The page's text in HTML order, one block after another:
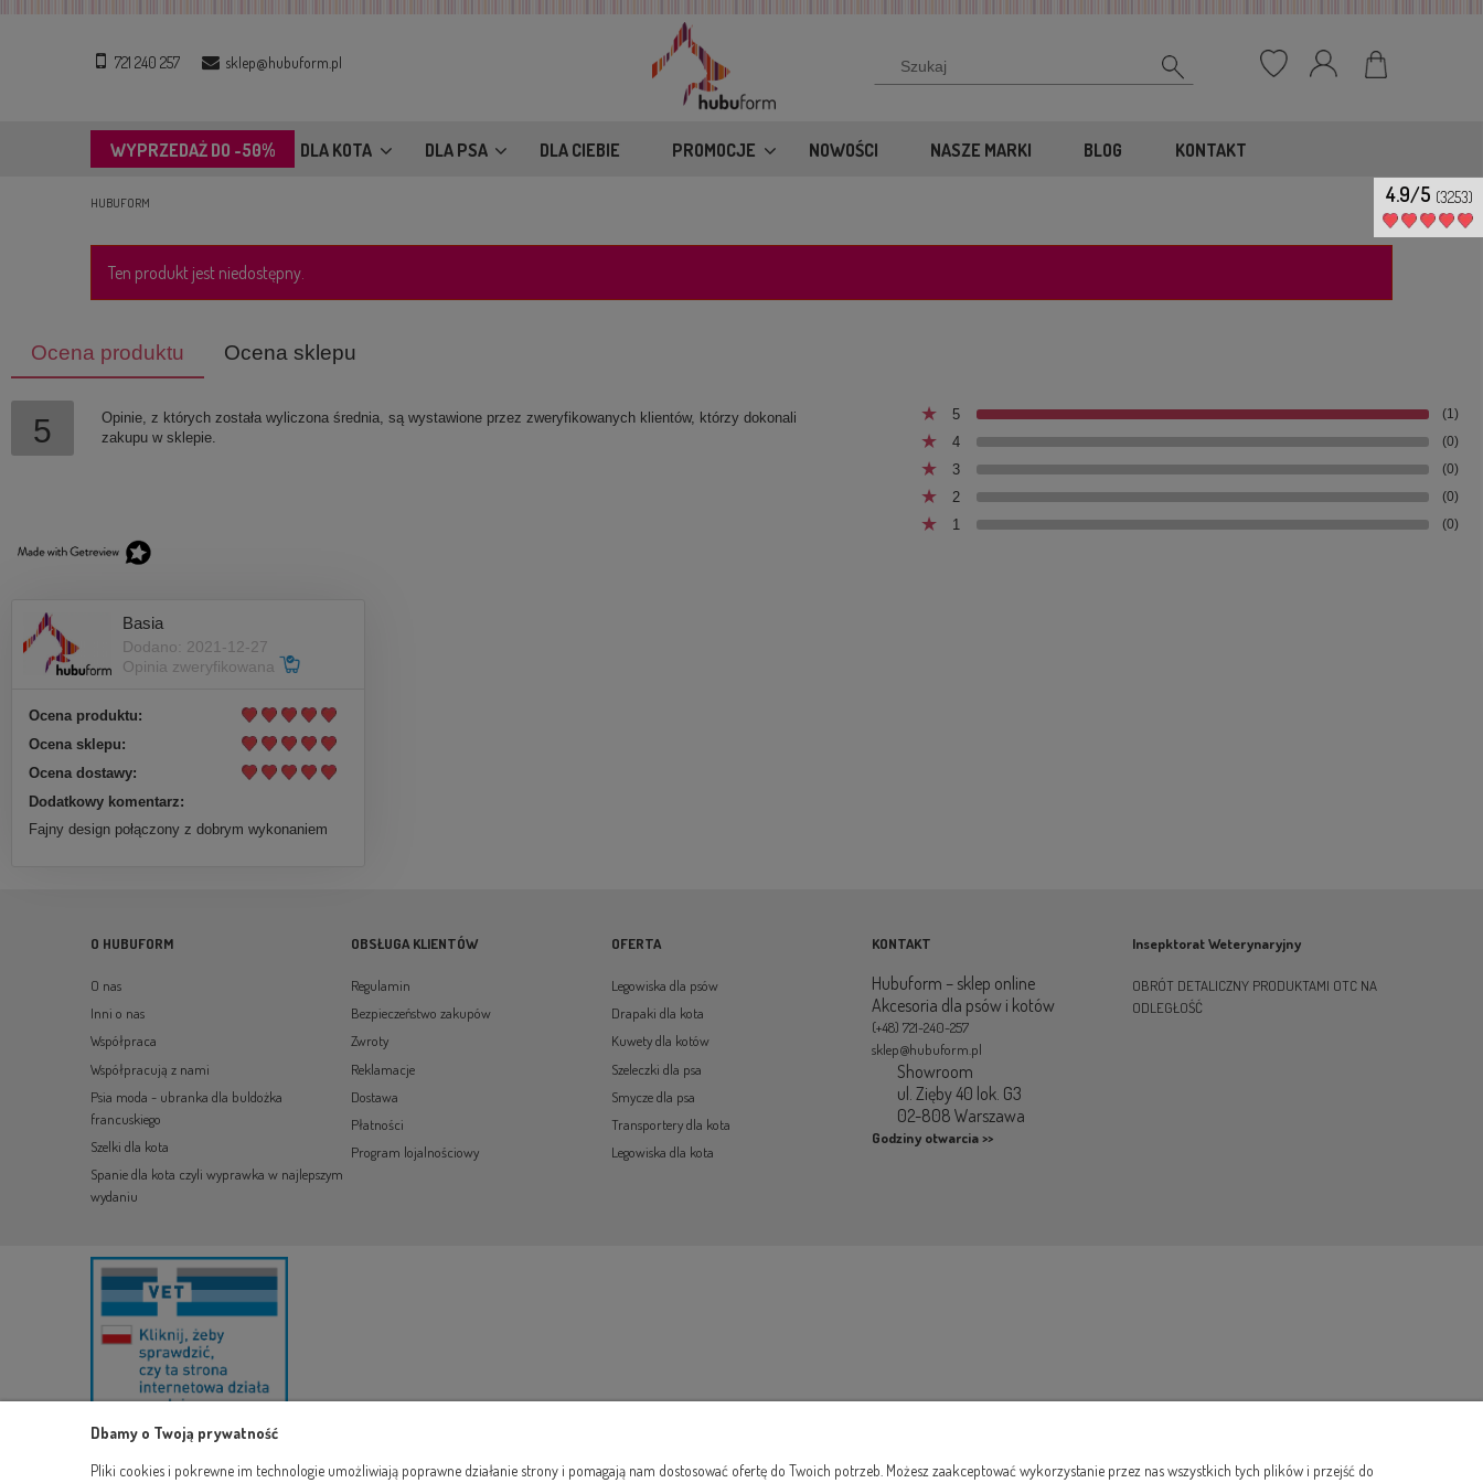
721 240 257 sklep@hubuform.pl
WYPRZEDAŻ DO -50% DLA KOTA DLA PSA DLA CIEBIE PROMOCJE NOWOŚCI NASZE MARKI BLOG KONTAKT
HUBUFORM
Ten produkt jest niedostępny.
Ocena produktu Ocena sklepu
5
Opinie, z których została wyliczona średnia, są wystawione przez zweryfikowanych klientów, którzy dokonali
zakupu w sklepie.
5 (1)
4 (0)
3 (0)
2 (0)
1 (0)
Basia
Dodano: 2021-12-27
Opinia zweryfikowana
Ocena produktu:
Ocena sklepu:
Ocena dostawy:
Dodatkowy komentarz:
Fajny design połączony z dobrym wykonaniem
O HUBUFORM
O nas
Inni o nas
Współpraca
Współpracują z nami
Psia moda - ubranka dla buldożka
francuskiego
Szelki dla kota
Spanie dla kota czyli wyprawka w najlepszym
wydaniu
OBSŁUGA KLIENTÓW
Regulamin
Bezpieczeństwo zakupów
Zwroty
Reklamacje
Dostawa
Płatności
Program lojalnościowy
OFERTA
Legowiska dla psów
Drapaki dla kota
Kuwety dla kotów
Szeleczki dla psa
Smycze dla psa
Transportery dla kota
Legowiska dla kota
KONTAKT
Hubuform – sklep online
Akcesoria dla psów i kotów
(+48) 721-240-257
sklep@hubuform.pl
Showroom
ul. Zięby 40 lok. G3
02-808 Warszawa
Godziny otwarcia >>
Insepktorat Weterynaryjny
OBRÓT DETALICZNY PRODUKTAMI OTC NA
ODLEGŁOŚĆ
Dbamy o Twoją prywatność
Pliki cookies i pokrewne im technologie umożliwiają poprawne działanie strony i pomagają nam dostosować ofertę do Twoich potrzeb. Możesz zaakceptować wykorzystanie przez nas wszystkich tych plików i przejść do
4.9/5 (3253)